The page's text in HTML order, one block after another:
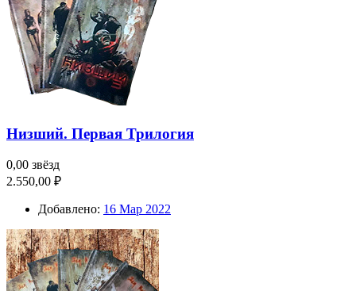
Низший. Первая Трилогия
0,00 звёзд
2.550,00 ₽
Добавлено: 16 Мар 2022